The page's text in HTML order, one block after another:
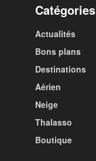
Catégories
Actualités
Bons plans
Destinations
Aérien
Neige
Thalasso
Boutique